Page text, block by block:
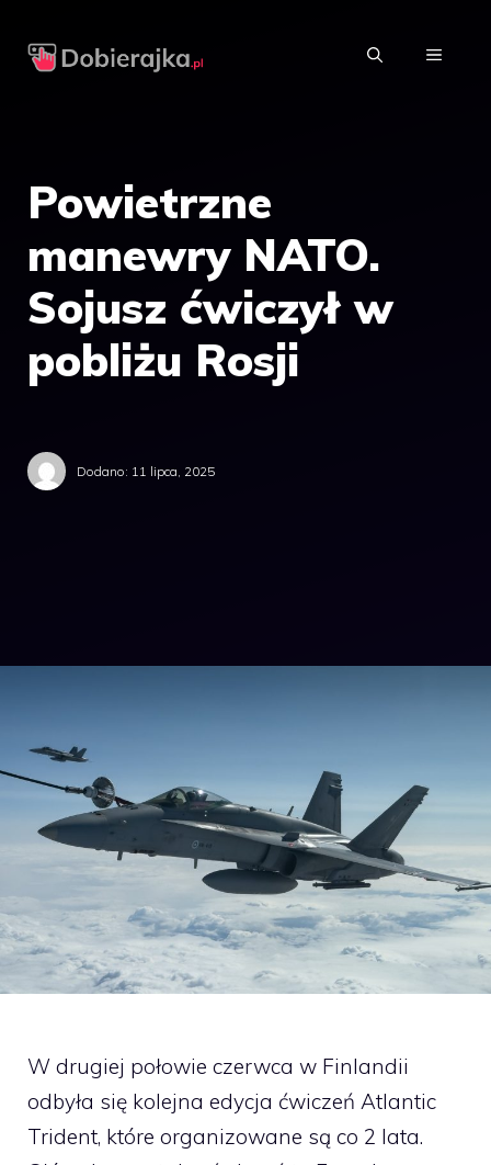
MENU
Powietrzne
manewry NATO.
Sojusz ćwiczył w
pobliżu Rosji
Dodano: 11 lipca, 2025
W drugiej połowie czerwca w Finlandii
odbyła się kolejna edycja ćwiczeń Atlantic
Trident, które organizowane są co 2 lata.